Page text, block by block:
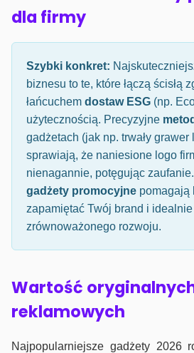
dla firmy
Szybki konkret:
biznesu to te, które łączą ścisłą
łańcuchem dostaw ESG (np.
użytecznością. Precyzyjne
gadżetach (jak np. trwały grawer
sprawiają, że naniesione logo
nienagannie, potęgując
gadżety promocyjne pomagają
zapamiętać Twój brand i
zrównoważonego rozwoju.
Wartość
reklamowych
Najpopularniejsze gadżety 2026